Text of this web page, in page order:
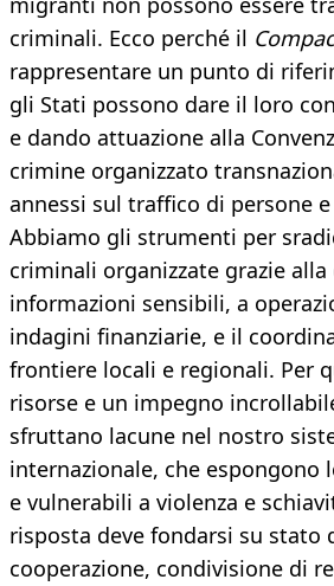
criminali. Ecco perché il
rappresentare un punto di
gli Stati possono dare il loro
e dando attuazione alla
crimine organizzato
annessi sul traffico di persone
Abbiamo gli strumenti per
criminali organizzate grazie
informazioni sensibili, a
indagini finanziarie, e il
frontiere locali e regionali. Per
risorse e un impegno
sfruttano lacune nel nostro
internazionale, che espongono
e vulnerabili a violenza e
risposta deve fondarsi su stato
cooperazione, condivisione di